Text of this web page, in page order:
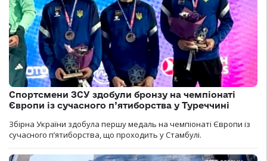
Спортсмени ЗСУ здобули бронзу на чемпіонаті
Європи із сучасного п’ятиборства у Туреччині
Збірна України здобула першу медаль на чемпіонаті Європи із
сучасного п’ятиборства, що проходить у Стамбулі.